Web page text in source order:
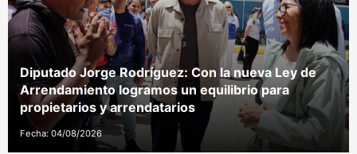
Diputado Jorge Rodríguez: Con la nueva Ley de
Arrendamiento logramos un equilibrio para
propietarios y arrendatarios
Fecha: 04/08/2026